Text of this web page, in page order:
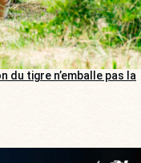
du tigre n’emballe pas la